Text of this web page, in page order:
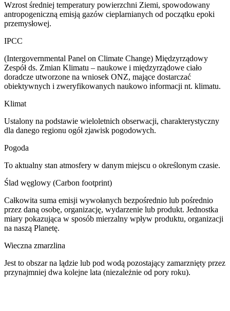
Wzrost średniej temperatury powierzchni Ziemi, spowodowany
antropogeniczną emisją gazów cieplarnianych od początku epoki
przemysłowej.
IPCC
(Intergovernmental Panel on Climate Change) Międzyrządowy
Zespół ds. Zmian Klimatu – naukowe i międzyrządowe ciało
doradcze utworzone na wniosek ONZ, mające dostarczać
obiektywnych i zweryfikowanych naukowo informacji nt. klimatu.
Klimat
Ustalony na podstawie wieloletnich obserwacji, charakterystyczny
dla danego regionu ogół zjawisk pogodowych.
Pogoda
To aktualny stan atmosfery w danym miejscu o określonym czasie.
Ślad węglowy (Carbon footprint)
Całkowita suma emisji wywołanych bezpośrednio lub pośrednio
przez daną osobę, organizację, wydarzenie lub produkt. Jednostka
miary pokazująca w sposób mierzalny wpływ produktu, organizacji
na naszą Planetę.
Wieczna zmarzlina
Jest to obszar na lądzie lub pod wodą pozostający zamarznięty przez
przynajmniej dwa kolejne lata (niezależnie od pory roku).